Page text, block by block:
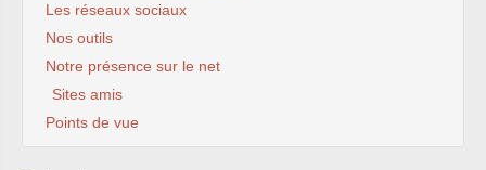
Les réseaux sociaux
Nos outils
Notre présence sur le net
Sites amis
Points de vue